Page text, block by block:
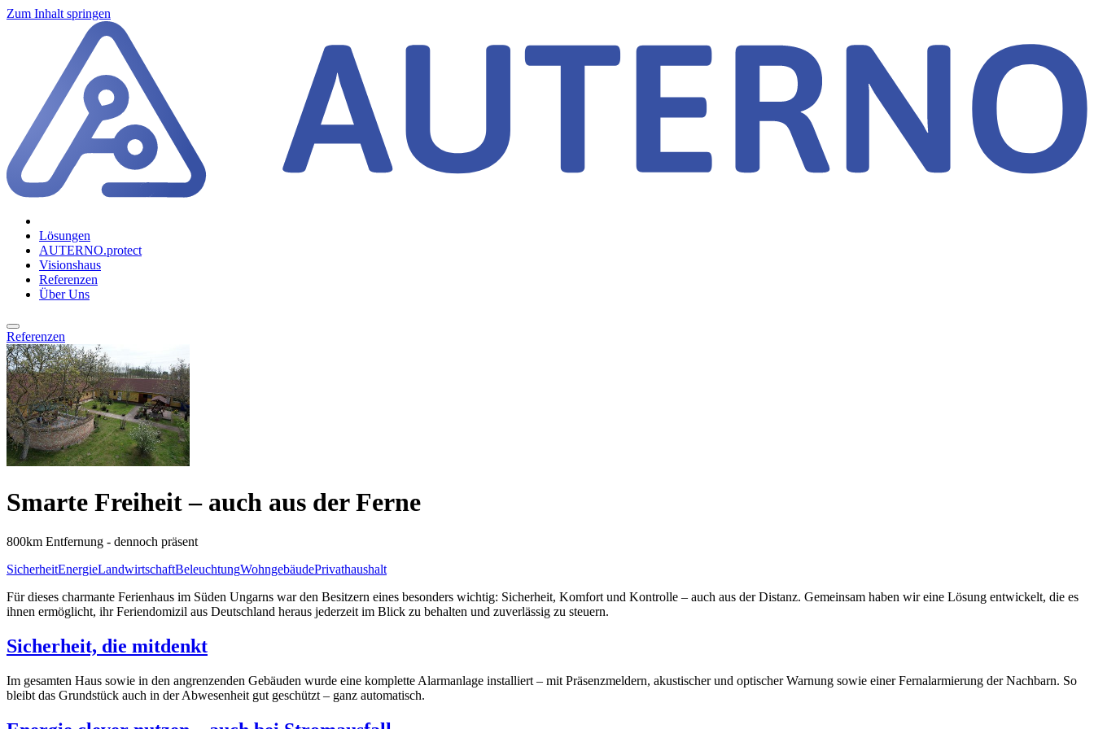
Zum Inhalt springen
Lösungen
AUTERNO.protect
Visionshaus
Referenzen
Über Uns
Referenzen
Smarte Freiheit – auch aus der Ferne
800km Entfernung - dennoch präsent
SicherheitEnergieLandwirtschaftBeleuchtungWohngebäudePrivathaushalt
Für dieses charmante Ferienhaus im Süden Ungarns war den Besitzern eines besonders wichtig: Sicherheit, Komfort und Kontrolle – auch aus der Distanz. Gemeinsam haben wir eine Lösung entwickelt, die es
ihnen ermöglicht, ihr Feriendomizil aus Deutschland heraus jederzeit im Blick zu behalten und zuverlässig zu steuern.
Sicherheit, die mitdenkt
Im gesamten Haus sowie in den angrenzenden Gebäuden wurde eine komplette Alarmanlage installiert – mit Präsenzmeldern, akustischer und optischer Warnung sowie einer Fernalarmierung der Nachbarn. So
bleibt das Grundstück auch in der Abwesenheit gut geschützt – ganz automatisch.